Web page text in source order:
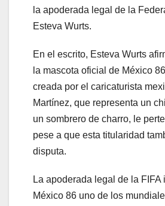
la apoderada legal de la
Esteva Wurts.
En el escrito, Esteva Wurts
la mascota oficial de México
creada por el caricaturista
Martínez, que representa un
un sombrero de charro, le
pese a que esta titularidad
disputa.
La apoderada legal de la FIFA
México 86 uno de los